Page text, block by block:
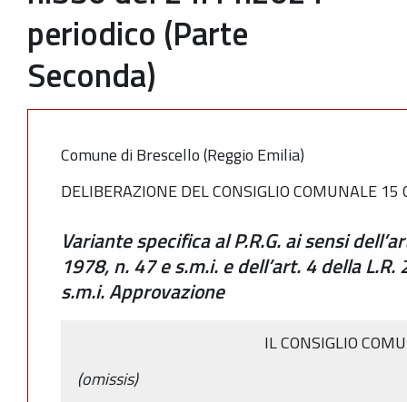
periodico (Parte
Seconda)
Comune di Brescello (Reggio Emilia)
DELIBERAZIONE DEL CONSIGLIO COMUNALE
Variante specifica al P.R.G. ai sensi
1978, n. 47 e s.m.i. e dell’art. 4 della
s.m.i. Approvazione
IL CONSIGLIO
(omissis)